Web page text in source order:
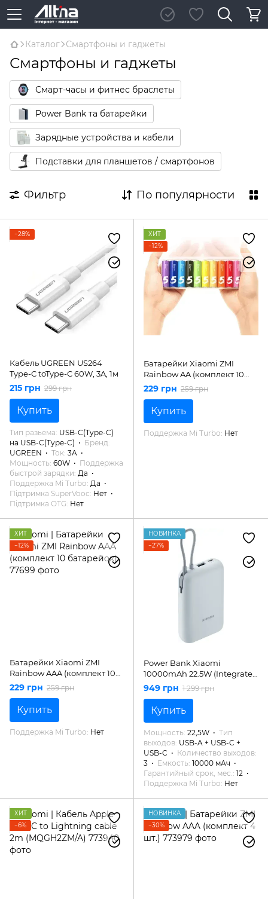
Каталог Смартфоны и гаджеты
Смартфоны и гаджеты
Смарт-часы и фитнес браслеты
Power Bank та батарейки
Зарядные устройства и кабели
Подставки для планшетов / смартфонов
Фильтр По популярности
−28%
Кабель UGREEN US264
Type-C toType-C 60W, 3A, 1м
215 грн 299 грн
Купить
Тип разьема USB-C(Type-C)
на USB-C(Type-C)
Бренд
UGREEN
Ток 3A
Мощность 60W
Поддержка
быстрой зарядки Да
Поддержка Mi Turbo Да
Підтримка SuperVooc Нет
Підтримка OTG Нет
ХИТ
−12%
Батарейки Xiaomi ZMI
Rainbow AA (комплект 10
батарейок)
229 грн 259 грн
Купить
Поддержка Mi Turbo Нет
ХИТ
−12%
Батарейки Xiaomi ZMI
Rainbow AAA (комплект 10
батарейок)
229 грн 259 грн
Купить
Поддержка Mi Turbo Нет
НОВИНКА
−27%
Power Bank Xiaomi
10000mAh 22.5W (Integrated
Cable)
949 грн 1 299 грн
Купить
Мощность 22,5W
Тип
выходов USB-A + USB-C +
USB-C
Количество выходов
3
Емкость 10000 мАч
Гарантийный срок, мес. 12
Поддержка Mi Turbo Нет
ХИТ
−6%
НОВИНКА
−30%